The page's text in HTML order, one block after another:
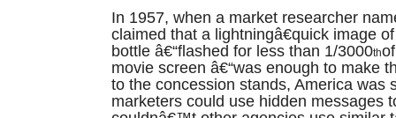
In 1957, when a market researcher
claimed that a lightningâ€quick image of
bottle â€“flashed for less than 1/3000th
movie screen â€“was enough to make
to the concession stands, America was
marketers could use hidden messages